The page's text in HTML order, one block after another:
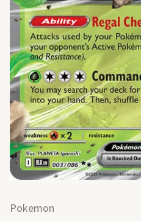
Pokemon